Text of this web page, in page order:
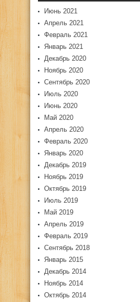
Июнь 2021
Апрель 2021
Февраль 2021
Январь 2021
Декабрь 2020
Ноябрь 2020
Сентябрь 2020
Июль 2020
Июнь 2020
Май 2020
Апрель 2020
Февраль 2020
Январь 2020
Декабрь 2019
Ноябрь 2019
Октябрь 2019
Июль 2019
Май 2019
Апрель 2019
Февраль 2019
Сентябрь 2018
Январь 2015
Декабрь 2014
Ноябрь 2014
Октябрь 2014